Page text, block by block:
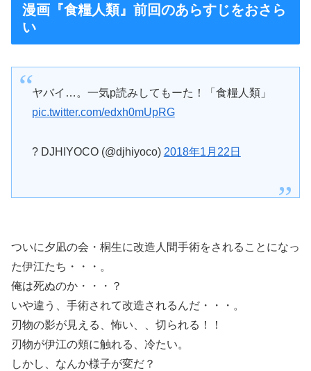
漫画『食糧人類』前回のあらすじをおさら
い
ヤバイ…。一気p読みしてもーた！「食糧人類」
pic.twitter.com/edxh0mUpRG
? DJHIYOCO (@djhiyoco) 2018年1月22日
ついに夕凪の会・桐生に改造人間手術をされることになっ
た伊江たち・・・。
俺は死ぬのか・・・？
いや違う、手術されて改造されるんだ・・・。
刃物の影が見える、怖い、、切られる！！
刃物が伊江の頬に触れる、冷たい。
しかし、なんか様子が変だ？